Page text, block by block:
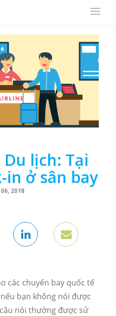
lịch: Tại
in ở sân bay
06, 2018
các chuyến bay quốc tế
bạn không nói được
nói thường được sử